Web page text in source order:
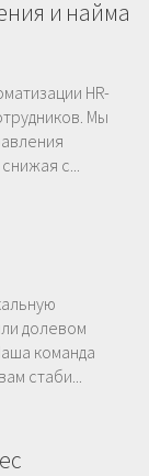
и найма
HR-
Мы
с...
долевом
команда
стаби...